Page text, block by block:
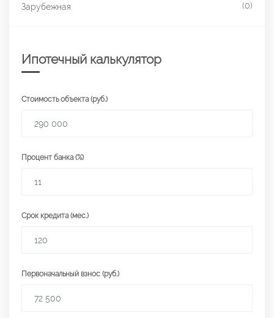
Зарубежная (0)
Ипотечный калькулятор
Стоимость объекта (руб.)
Процент банка (%)
Срок кредита (мес.)
Первоначальный взнос (руб.)